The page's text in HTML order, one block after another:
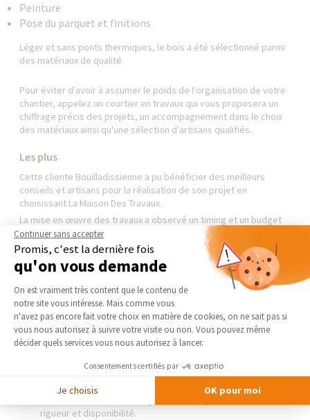
Peinture
Pose du parquet et finitions
Léger et sans ponts thermiques, le bois a été sélectionné parmi
des matériaux de qualité.
Pour éviter d'avoir à assumer le poids de l'organisation de votre
chantier, appelez un courtier en travaux qui vous proposera un
chiffrage précis des projets, un accompagnement dans le choix
des matériaux ainsi qu'une sélection d'artisans qualifiés.
Les plus
Cette cliente Bouilladissienne a pu bénéficier des meilleurs
conseils et artisans pour la réalisation de son projet en
choisissant La Maison Des Travaux.
La mise en œuvre des travaux a observé un timing et un budget
précis, définis en amont, et la propriétaire a pu profiter de sa
nouvelle installation en temps et en heure.
Prenez contact sans engagement avec Elodie Marquet pour
parler de votre projet d'aménagement. Vous serez reçu et
renseigné avec professionnalisme.
Le client témoigne
Elodie a su répondre à mes attentes et mes
interrogations, elle s'est investie sur mon projet à
100%. Entourée d'une équipe d'artisans qualifiés, je
recommande vivement l'agence d'Aubagne pour sa
rigueur et disponibilité.
Continuer sans accepter
Promis, c'est la dernière fois
qu'on vous demande
Plateforme de Gestion du
On est vraiment très content que le contenu de
notre site vous intéresse. Mais comme vous
n'avez pas encore fait votre choix en matière de cookies, on ne sait pas si
vous nous autorisez à suivre votre visite ou non. Vous pouvez même
décider quels services vous nous autorisez à lancer.
Consentements certifiés par
Je choisis OK pour moi
Axeptio consent